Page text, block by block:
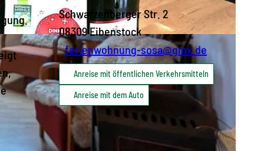
Schwarzenberger Str. 2
08309Eibenstock
ferienwohnung-sosa@gmx.de
Anreise mit öffentlichen Verkehrsmitteln
Anreise mit dem Auto